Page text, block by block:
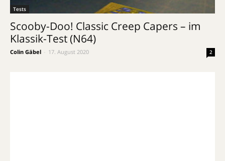
Tests
Scooby-Doo! Classic Creep Capers – im
Klassik-Test (N64)
Colin Gäbel 17. August 2020 2